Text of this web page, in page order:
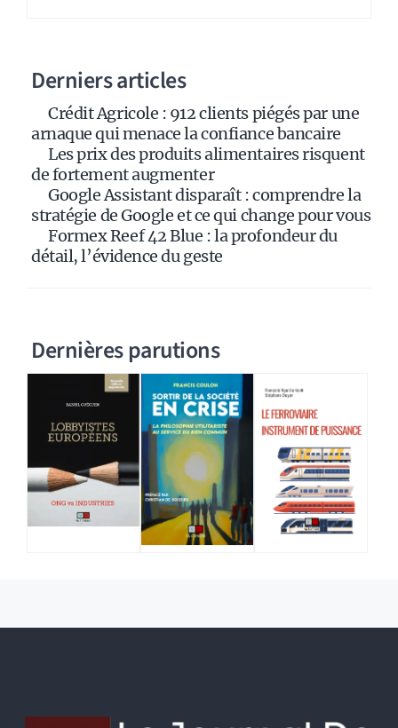
Derniers articles
Crédit Agricole : 912 clients piégés par une
arnaque qui menace la confiance bancaire
Les prix des produits alimentaires risquent
de fortement augmenter
Google Assistant disparaît : comprendre la
stratégie de Google et ce qui change pour vous
Formex Reef 42 Blue : la profondeur du
détail, l’évidence du geste
Dernières parutions